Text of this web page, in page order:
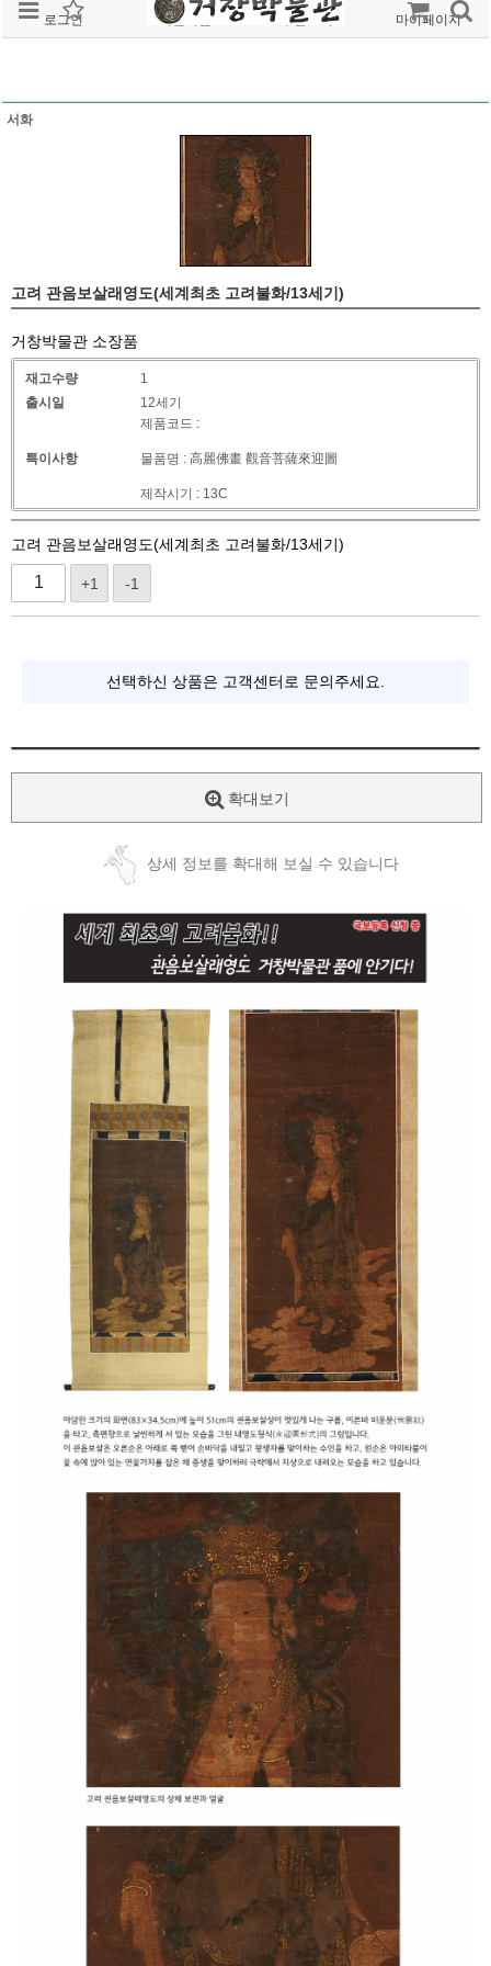
로그인 회원가입 주문조회 마이페이지
서화
고려 관음보살래영도(세계최초 고려불화/13세기)
거창박물관 소장품
재고수량
1
출시일
12세기
특이사항
제품코드 :
물품명 : 高麗佛畫 觀音菩薩來迎圖
제작시기 : 13C
고려 관음보살래영도(세계최초 고려불화/13세기)
+1 -1
선택하신 상품은 고객센터로 문의주세요.
확대보기
상세 정보를 확대해 보실 수 있습니다